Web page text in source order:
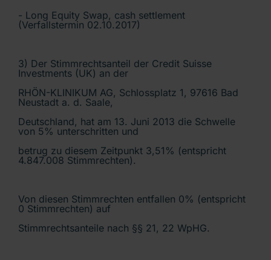
- Long Equity Swap, cash settlement
(Verfallstermin 02.10.2017)
3) Der Stimmrechtsanteil der Credit Suisse
Investments (UK) an der
RHÖN-KLINIKUM AG, Schlossplatz 1, 97616 Bad
Neustadt a. d. Saale,
Deutschland, hat am 13. Juni 2013 die Schwelle
von 5% unterschritten und
betrug zu diesem Zeitpunkt 3,51% (entspricht
4.847.008 Stimmrechten).
Von diesen Stimmrechten entfallen 0% (entspricht
0 Stimmrechten) auf
Stimmrechtsanteile nach §§ 21, 22 WpHG.